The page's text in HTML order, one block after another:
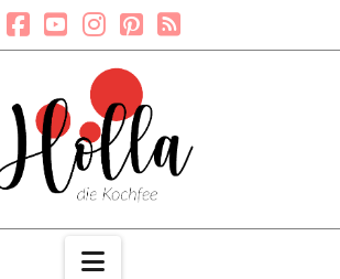
Navigation